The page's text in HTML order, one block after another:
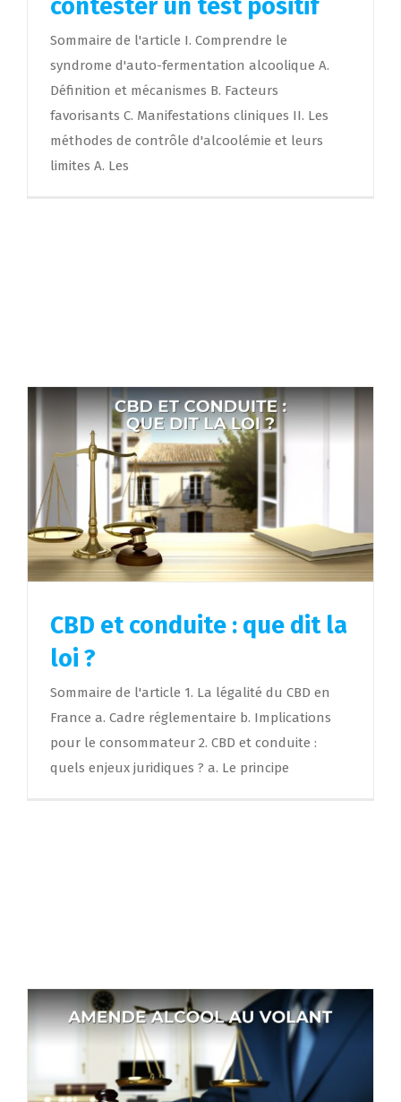
contester un test positif
Sommaire de l'article I. Comprendre le
syndrome d'auto-fermentation alcoolique A.
Définition et mécanismes B. Facteurs
favorisants C. Manifestations cliniques II. Les
méthodes de contrôle d'alcoolémie et leurs
limites A. Les
CBD et conduite : que dit la
loi ?
Sommaire de l'article 1. La légalité du CBD en
France a. Cadre réglementaire b. Implications
pour le consommateur 2. CBD et conduite :
quels enjeux juridiques ? a. Le principe